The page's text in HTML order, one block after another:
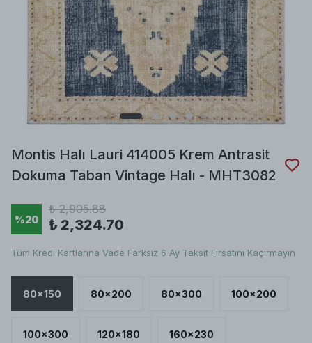
Montis Halı Lauri 414005 Krem Antrasit
Dokuma Taban Vintage Halı - MHT3082
%20
₺ 2,905.88
₺ 2,324.70
Tüm Kredi Kartlarına Vade Farksız 6 Ay Taksit Fırsatını Kaçırmayın
80x150 80x200 80x300 100x200
100x300 120x180 160x230